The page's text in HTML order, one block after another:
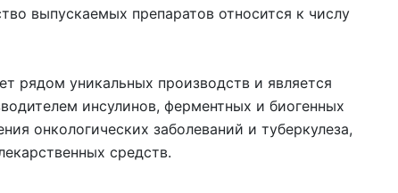
выпускаемых препаратов относится к числу
рядом уникальных производств и является
инсулинов, ферментных и биогенных
онкологических заболеваний и туберкулеза,
средств.